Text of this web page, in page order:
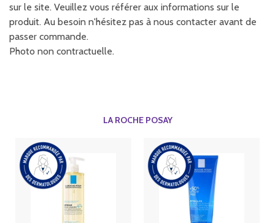
sur le site. Veuillez vous référer aux informations sur le
produit. Au besoin n'hésitez pas à nous contacter avant de
passer commande.
Photo non contractuelle.
LA ROCHE POSAY